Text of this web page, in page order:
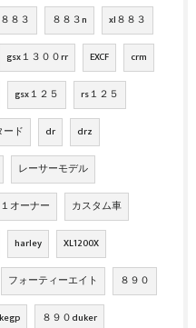
８８３ ８８３n xl８８３
gsx１３００rr EXCF crm
gsx１２５ rs１２５
ード dr drz
レーサーモデル
１オーナー カスタム車
harley XL1200X
フォーティーエイト ８９０
８９０duker